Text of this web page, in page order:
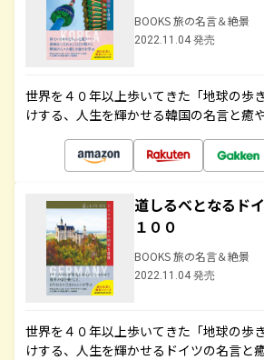
BOOKS 旅の名言＆絶景
2022.11.04 発売
世界を４０年以上歩いてきた「地球の歩
けする、人生を輝かせる韓国の名言と癒
道しるべとなるド
１００
BOOKS 旅の名言＆絶景
2022.11.04 発売
世界を４０年以上歩いてきた「地球の歩
けする、人生を輝かせるドイツの名言と